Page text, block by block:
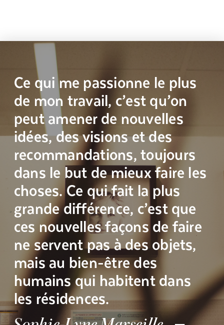
Ce qui me passionne le plus
de mon travail, c’est qu’on
peut amener de nouvelles
idées, des visions et des
recommandations, toujours
dans le but de mieux faire les
choses. Ce qui fait la plus
grande différence, c’est que
ces nouvelles façons de faire
ne servent pas à des objets,
mais au bien-être des
humains qui habitent dans
les résidences.